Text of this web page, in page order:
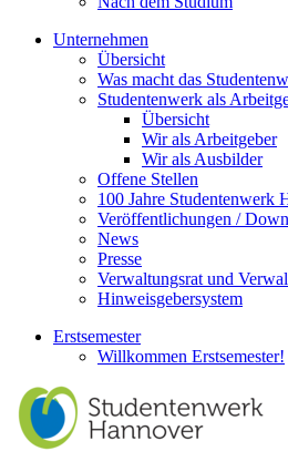
Unternehmen
Übersicht
Was macht das
Studentenwerk als
Übersicht
Wir als Arbeitgeber
Wir als Ausbilder
Offene Stellen
100 Jahre Studentenwerk
Veröffentlichungen /
News
Presse
Verwaltungsrat und
Hinweisgebersystem
Erstsemester
Willkommen Erstsemester!